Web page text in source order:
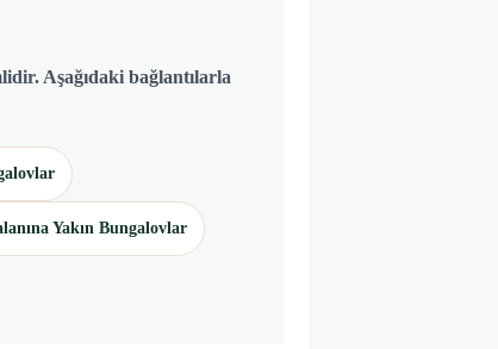
Aşağıdaki bağlantılarla
Yakın Bungalovlar